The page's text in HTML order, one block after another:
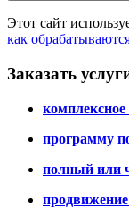
Этот сайт
как
Заказать
программу
полный или